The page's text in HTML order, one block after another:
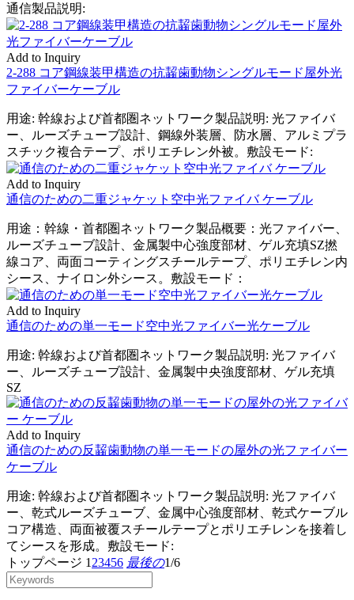
通信製品説明:
Add to Inquiry
2-288 コア鋼線装甲構造の抗齧歯動物シングルモード屋外光
ファイバーケーブル
用途: 幹線および首都圏ネットワーク製品説明: 光ファイバ
ー、ルーズチューブ設計、鋼線外装層、防水層、アルミプラ
スチック複合テープ、ポリエチレン外被。敷設モード:
Add to Inquiry
通信のための二重ジャケット空中光ファイバ ケーブル
用途：幹線・首都圏ネットワーク製品概要：光ファイバー、
ルーズチューブ設計、金属製中心強度部材、ゲル充填SZ撚
線コア、両面コーティングスチールテープ、ポリエチレン内
シース、ナイロン外シース。敷設モード：
Add to Inquiry
通信のための単一モード空中光ファイバー光ケーブル
用途: 幹線および首都圏ネットワーク製品説明: 光ファイバ
ー、ルーズチューブ設計、金属製中央強度部材、ゲル充填
SZ
Add to Inquiry
通信のための反齧歯動物の単一モードの屋外の光ファイバー
ケーブル
用途: 幹線および首都圏ネットワーク製品説明: 光ファイバ
ー、乾式ルーズチューブ、金属中心強度部材、乾式ケーブル
コア構造、両面被覆スチールテープとポリエチレンを接着し
てシースを形成。敷設モード:
トップページ 1 23456 最後の1/6